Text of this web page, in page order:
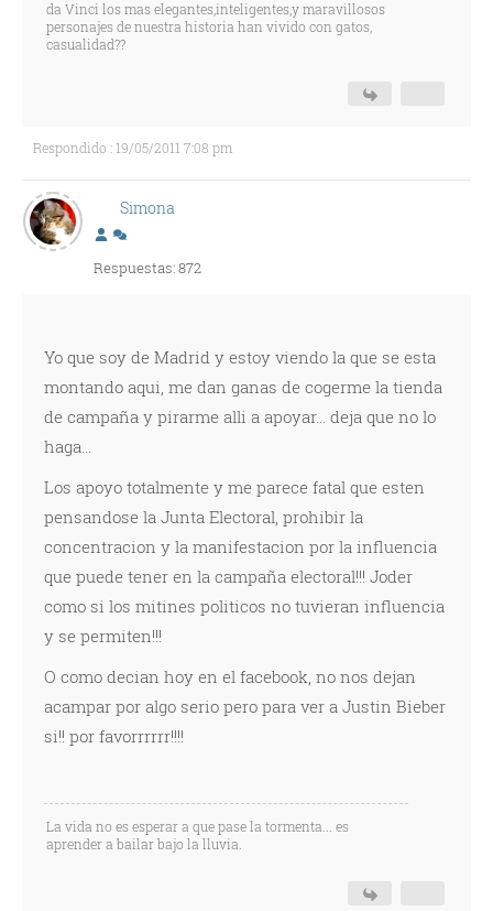
da Vinci los mas elegantes,inteligentes,y maravillosos
personajes de nuestra historia han vivido con gatos,
casualidad??
Respondido : 19/05/2011 7:08 pm
Simona
Respuestas: 872
Yo que soy de Madrid y estoy viendo la que se esta
montando aqui, me dan ganas de cogerme la tienda
de campaña y pirarme alli a apoyar... deja que no lo
haga...
Los apoyo totalmente y me parece fatal que esten
pensandose la Junta Electoral, prohibir la
concentracion y la manifestacion por la influencia
que puede tener en la campaña electoral!!! Joder
como si los mitines politicos no tuvieran influencia
y se permiten!!!
O como decian hoy en el facebook, no nos dejan
acampar por algo serio pero para ver a Justin Bieber
si!! por favorrrrrr!!!!
La vida no es esperar a que pase la tormenta... es
aprender a bailar bajo la lluvia.